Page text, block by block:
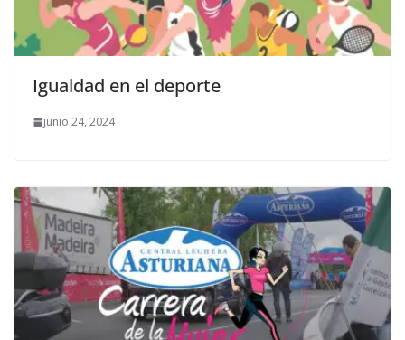
Igualdad en el deporte
junio 24, 2024